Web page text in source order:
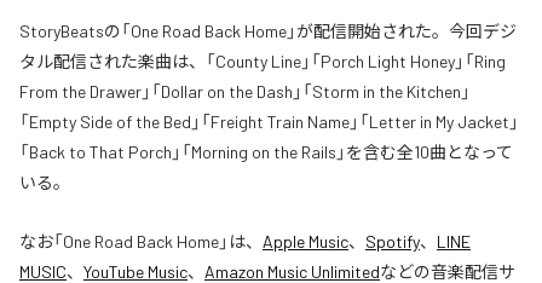
StoryBeatsの「One Road Back Home」が配信開始された。今回デジ
タル配信された楽曲は、「County Line」「Porch Light Honey」「Ring
From the Drawer」「Dollar on the Dash」「Storm in the Kitchen」
「Empty Side of the Bed」「Freight Train Name」「Letter in My Jacket」
「Back to That Porch」「Morning on the Rails」を含む全10曲となって
いる。
なお「One Road Back Home」は、 Apple Music、 Spotify、 LINE
MUSIC、 YouTube Music、 Amazon Music Unlimitedなどの音楽配信サ